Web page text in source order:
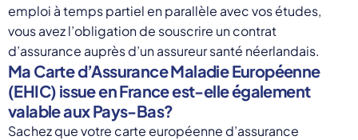
emploi à temps partiel en parallèle avec vos études,
vous avez l’obligation de souscrire un contrat
d’assurance auprès d’un assureur santé néerlandais.
Ma Carte d’Assurance Maladie Européenne
(EHIC) issue en France est-elle également
valable aux Pays-Bas?
Sachez que votre carte européenne d’assurance